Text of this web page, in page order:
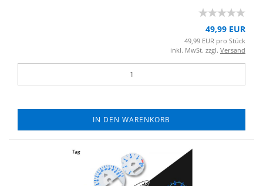
49,99 EUR
49,99 EUR pro Stück
inkl. MwSt. zzgl. Versand
IN DEN WARENKORB